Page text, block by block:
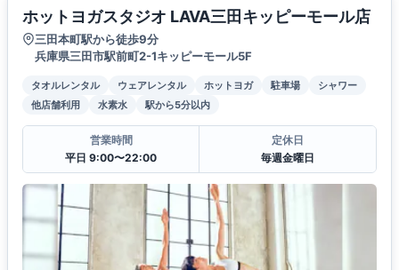
ホットヨガスタジオ LAVA三田キッピーモール店
三田本町駅から徒歩9分
兵庫県三田市駅前町2-1キッピーモール5F
タオルレンタル ウェアレンタル ホットヨガ 駐車場
シャワー
他店舗利用
水素水 駅から5分以内
営業時間
平日 9:00〜22:00
定休日
毎週金曜日